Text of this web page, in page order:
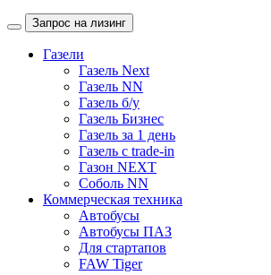
Запрос на лизинг
Газели
Газель Next
Газель NN
Газель б/у
Газель Бизнес
Газель за 1 день
Газель с trade-in
Газон NEXT
Соболь NN
Коммерческая техника
Автобусы
Автобусы ПАЗ
Для стартапов
FAW Tiger